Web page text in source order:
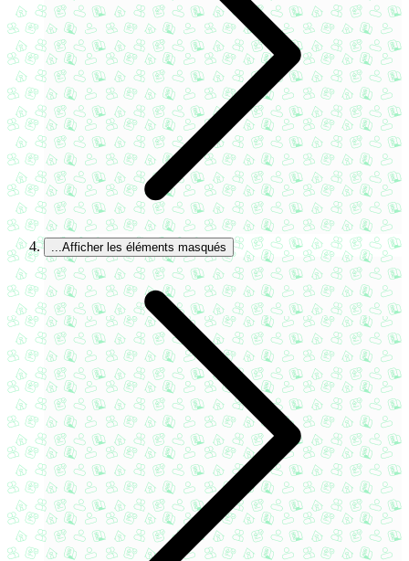
Afficher les éléments masqués